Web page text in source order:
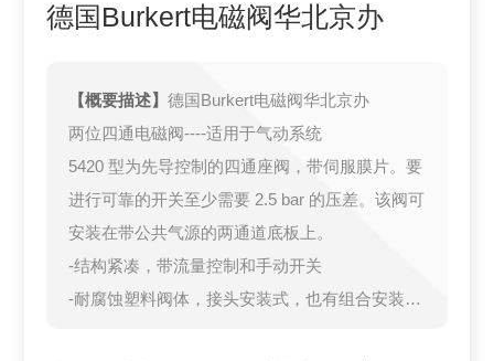
德国Burkert电磁阀华北京办
【概要描述】德国Burkert电磁阀华北京办
两位四通电磁阀----适用于气动系统
5420 型为先导控制的四通座阀，带伺服膜片。要
进行可靠的开关至少需要 2.5 bar 的压差。该阀可
安装在带公共气源的两通道底板上。
-结构紧凑，带流量控制和手动开关
-耐腐蚀塑料阀体，接头安装式，也有组合安装式